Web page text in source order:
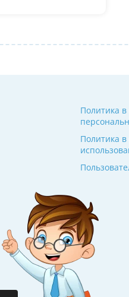
Политика
Политика